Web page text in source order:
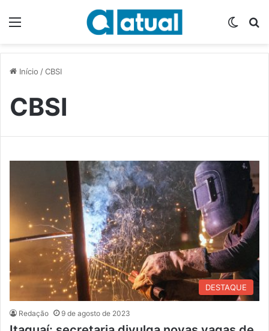
Início /CBSI
CBSI
DESTAQUE
Redação 9 de agosto de 2023